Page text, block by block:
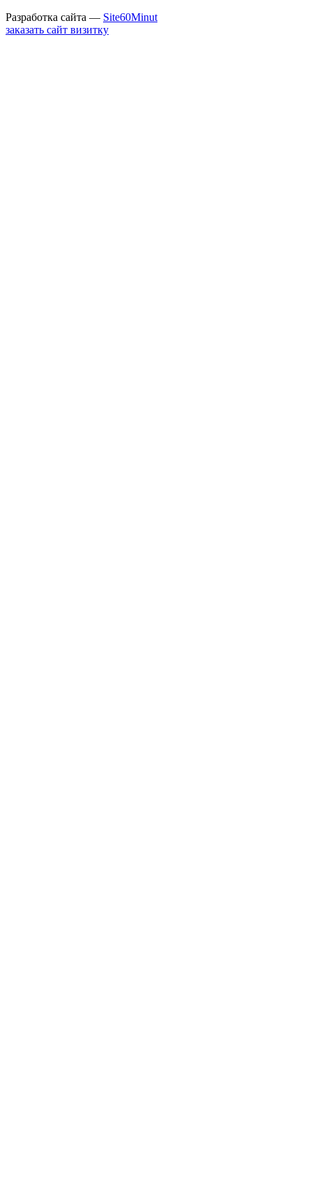
Разработка сайта — Site60Minut
заказать сайт визитку